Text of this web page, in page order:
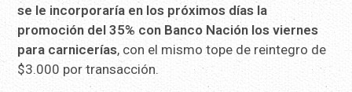
se le incorporaría en los próximos días la
promoción del 35% con Banco Nación los viernes
para carnicerías, con el mismo tope de reintegro de
$3.000 por transacción.